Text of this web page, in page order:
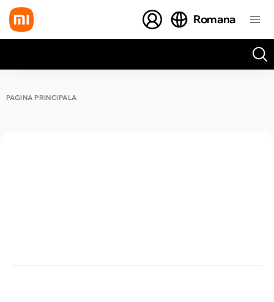
Romana
PAGINA PRINCIPALĂ